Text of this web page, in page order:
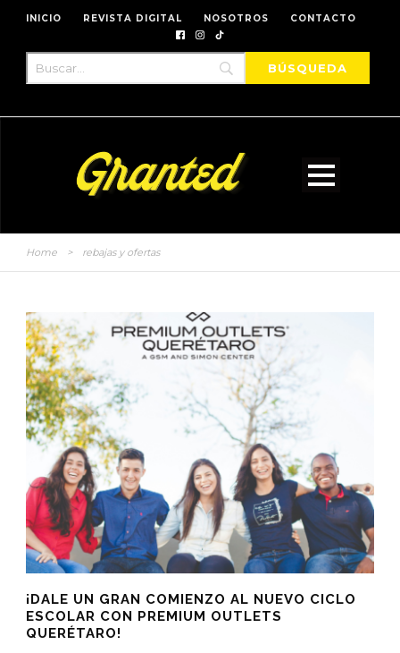
INICIO REVISTA DIGITAL NOSOTROS CONTACTO
Home > rebajas y ofertas
¡DALE UN GRAN COMIENZO AL NUEVO CICLO
ESCOLAR CON PREMIUM OUTLETS
QUERÉTARO!